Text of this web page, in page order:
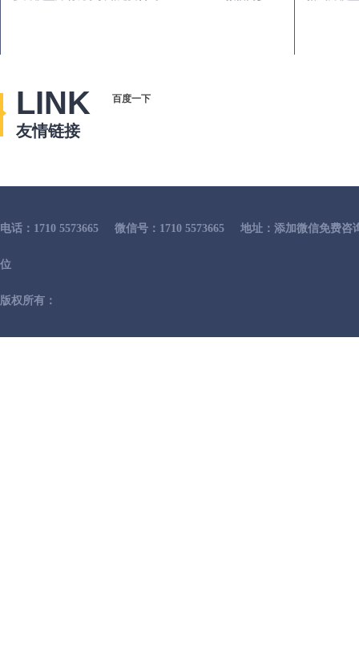
LINK
友情链接
百度一下
电话：1710 5573665 微信号：1710 5573665 地址：添加微信免费咨
位
版权所有：